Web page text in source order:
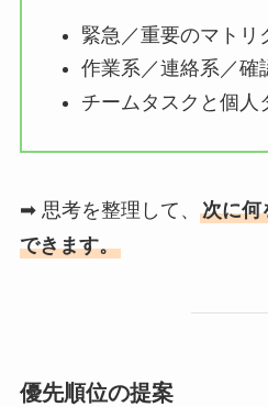
緊急／重要のマトリ
作業系／連絡系／確
チームタスクと個人
➡ 思考を整理して、 次に何
できます。
優先順位の提案